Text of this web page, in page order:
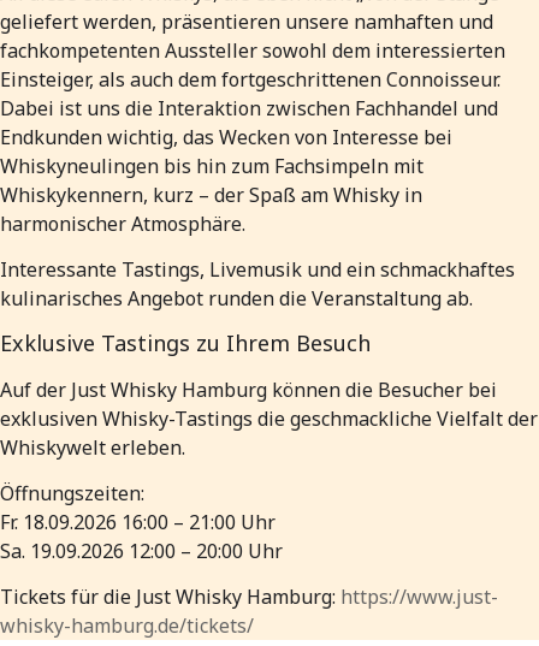
geliefert werden, präsentieren unsere namhaften und
fachkompetenten Aussteller sowohl dem interessierten
Einsteiger, als auch dem fortgeschrittenen Connoisseur.
Dabei ist uns die Interaktion zwischen Fachhandel und
Endkunden wichtig, das Wecken von Interesse bei
Whiskyneulingen bis hin zum Fachsimpeln mit
Whiskykennern, kurz – der Spaß am Whisky in
harmonischer Atmosphäre.
Interessante Tastings, Livemusik und ein schmackhaftes
kulinarisches Angebot runden die Veranstaltung ab.
Exklusive Tastings zu Ihrem Besuch
Auf der Just Whisky Hamburg können die Besucher bei
exklusiven Whisky-Tastings die geschmackliche Vielfalt der
Whiskywelt erleben.
Öffnungszeiten:
Fr. 18.09.2026 16:00 – 21:00 Uhr
Sa. 19.09.2026 12:00 – 20:00 Uhr
Tickets für die Just Whisky Hamburg: https://www.just-
whisky-hamburg.de/tickets/